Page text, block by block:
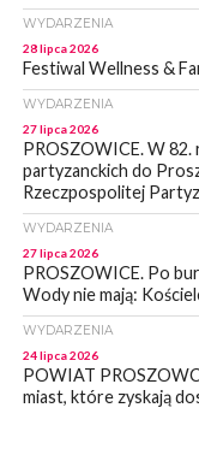
WYDARZENIA
28 lipca 2026
Festiwal Wellness &
WYDARZENIA
27 lipca 2026
PROSZOWICE. W
partyzanckich do
Rzeczpospolitej
WYDARZENIA
27 lipca 2026
PROSZOWICE. Po
Wody nie mają:
WYDARZENIA
24 lipca 2026
POWIAT
miast, które zyskają